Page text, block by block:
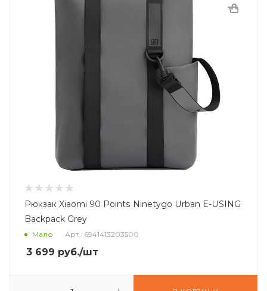
Рюкзак Xiaomi 90 Points Ninetygo Urban E-USING
Backpack Grey
Мало Арт.: 6941413203500
3 699 руб./шт